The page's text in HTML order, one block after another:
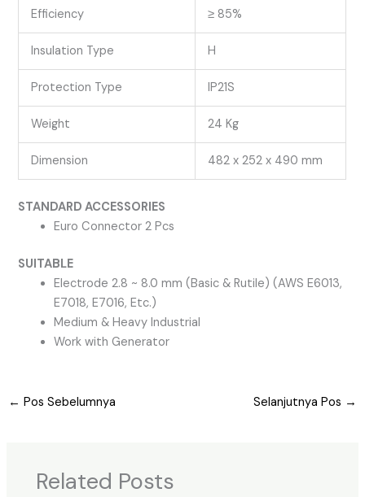
Efficiency ≥ 85%
Insulation Type H
Protection Type IP21S
Weight 24 Kg
Dimension 482 x 252 x 490 mm
STANDARD ACCESSORIES
Euro Connector 2 Pcs
SUITABLE
Electrode 2.8 ~ 8.0 mm (Basic & Rutile) (AWS E6013,
E7018, E7016, Etc.)
Medium & Heavy Industrial
Work with Generator
← Pos Sebelumnya Selanjutnya Pos →
Related Posts